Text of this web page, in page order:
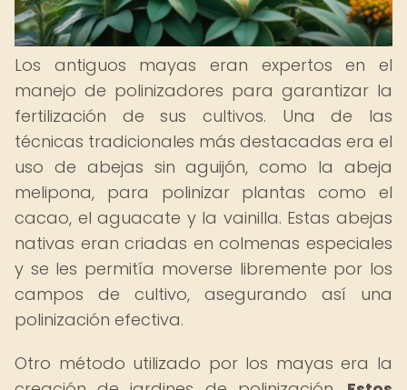
Los antiguos mayas eran expertos en el
manejo de polinizadores para garantizar la
fertilización de sus cultivos. Una de las
técnicas tradicionales más destacadas era el
uso de abejas sin aguijón, como la abeja
melipona, para polinizar plantas como el
cacao, el aguacate y la vainilla. Estas abejas
nativas eran criadas en colmenas especiales
y se les permitía moverse libremente por los
campos de cultivo, asegurando así una
polinización efectiva.
Otro método utilizado por los mayas era la